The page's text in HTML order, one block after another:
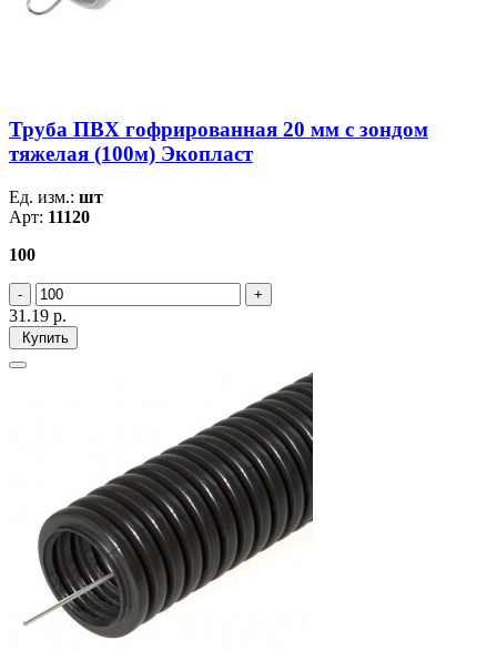
Труба ПВХ гофрированная 20 мм c зондом
тяжелая (100м) Экопласт
Ед. изм.: шт
Арт: 11120
100
31.19 р.
Купить